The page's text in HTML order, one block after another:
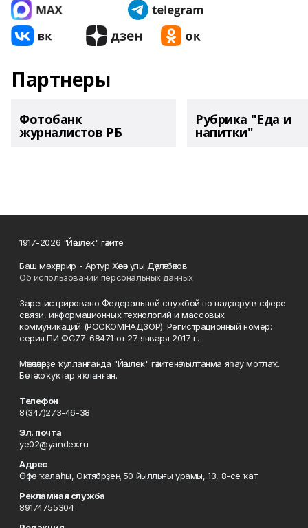
Партнеры
Фотобанк
журналистов РБ
Рубрика "Еда и
напитки"
1917-2026 "Йәшлек" гәзите
Баш мөхәррир - Артур Хәсән улы Дәүләтбәков
Об использовании персональных данных
Зарегистрировано Федеральной службой по надзору в сфере
связи, информационных технологий и массовых
коммуникаций (РОСКОМНАДЗОР). Регистрационный номер:
серия ПИ ФС77-68471 от 27 января 2017 г.
Мәҡәләләрҙе ҡулланғанда "Йәшлек" гәзитенә һылтанма яһау мотлаҡ.
Бөтә хоҡуҡтар яҡланған.
Телефон
8(347)273-46-38
Эл. почта
ye02@yandex.ru
Адрес
Өфө ҡалаһы, Октябрҙең 50 йыллығы урамы, 13, 8-се ҡат
Рекламная служба
89174755304